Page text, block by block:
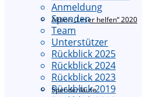
Aktion „Leser helfen“ 2020
Spendenläufe
Anmeldung
Spenden
Team
Unterstützer
Rückblick 2025
Rückblick 2024
Rückblick 2023
Rückblick 2019